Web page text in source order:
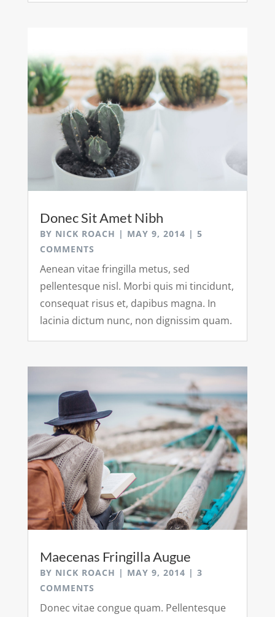
Donec Sit Amet Nibh
BY NICK ROACH | MAY 9, 2014 | 5
COMMENTS
Aenean vitae fringilla metus, sed
pellentesque nisl. Morbi quis mi tincidunt,
consequat risus et, dapibus magna. In
lacinia dictum nunc, non dignissim quam.
Maecenas Fringilla Augue
BY NICK ROACH | MAY 9, 2014 | 3
COMMENTS
Donec vitae congue quam. Pellentesque